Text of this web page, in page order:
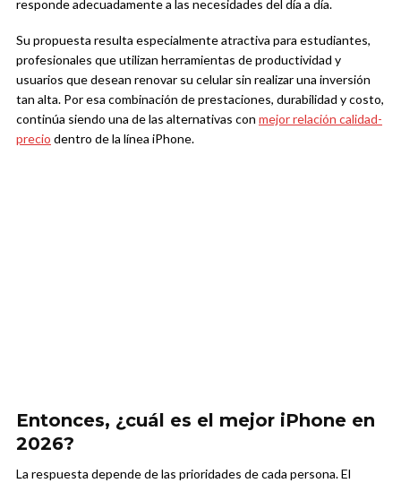
responde adecuadamente a las necesidades del día a día.
Su propuesta resulta especialmente atractiva para estudiantes,
profesionales que utilizan herramientas de productividad y
usuarios que desean renovar su celular sin realizar una inversión
tan alta. Por esa combinación de prestaciones, durabilidad y costo,
continúa siendo una de las alternativas con mejor relación calidad-
precio dentro de la línea iPhone.
Entonces, ¿cuál es el mejor iPhone en
2026?
La respuesta depende de las prioridades de cada persona. El